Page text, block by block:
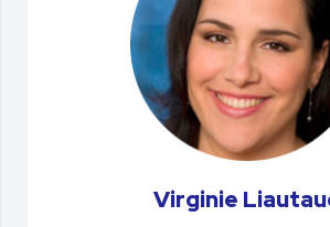
Virginie